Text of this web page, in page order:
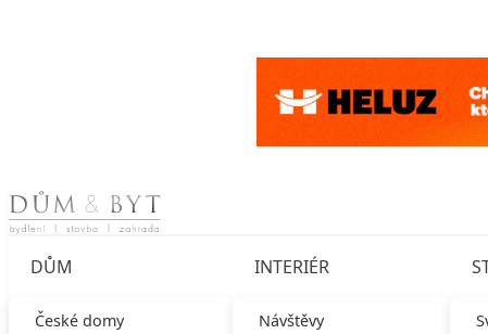
Skip to content
DŮM
České domy
INTERIÉR
Návštěvy